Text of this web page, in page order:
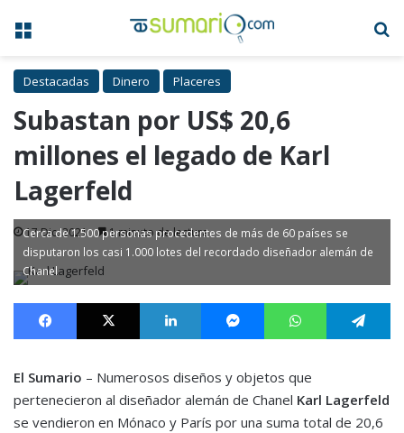
Menú
Destacadas Dinero Placeres
Subastan por US$ 20,6
millones el legado de Karl
Lagerfeld
17 Dic, 2021 1 minuto de lectura
Cerca de 1.500 personas procedentes de más de 60 países se
disputaron los casi 1.000 lotes del recordado diseñador alemán de
Chanel
Facebook X LinkedIn MessengerWhatsApp
El Sumario – Numerosos diseños y objetos que
pertenecieron al diseñador alemán de Chanel Karl Lagerfeld
se vendieron en Mónaco y París por una suma total de 20,6